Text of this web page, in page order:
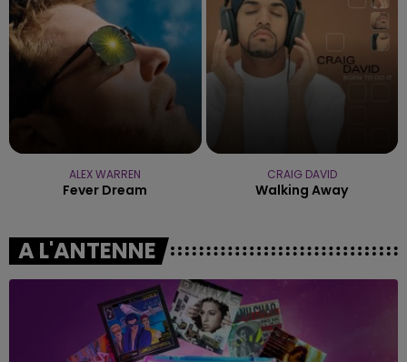
ALEX WARREN
Fever Dream
CRAIG DAVID
Walking Away
A L'ANTENNE